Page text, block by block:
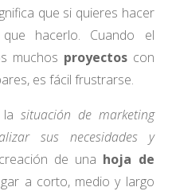
que si quieres hacer
hacerlo. Cuando el
muchos proyectoscon
es fácil frustrarse.
situación de marketing
sus necesidades y
de una hoja de
a corto, medio y largo